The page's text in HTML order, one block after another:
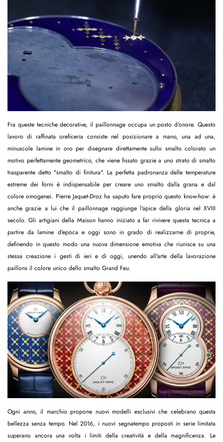
Fra queste tecniche decorative, il paillonnage occupa un posto d'onore. Questo
lavoro di raffinata oreficeria consiste nel posizionare a mano, una ad una,
minuscole lamine in oro per disegnare direttamente sullo smalto colorato un
motivo perfettamente geometrico, che viene fissato grazie a uno strato di smalto
trasparente detto "smalto di finitura". La perfetta padronanza delle temperature
estreme dei forni è indispensabile per creare uno smalto dalla grana e dal
colore omogenei. Pierre Jaquet-Droz ha saputo fare proprio questo know-how: è
anche grazie a lui che il paillonnage raggiunge l'apice della gloria nel XVIII
secolo. Gli artigiani della Maison hanno iniziato a far rivivere questa tecnica a
partire da lamine d'epoca e oggi sono in grado di realizzarne di proprie,
definendo in questo modo una nuova dimensione emotiva che riunisce su una
stessa creazione i gesti di ieri e di oggi, unendo all'arte della lavorazione
paillons il colore unico dello smalto Grand Feu.
Ogni anno, il marchio propone nuovi modelli esclusivi che celebrano questa
bellezza senza tempo. Nel 2016, i nuovi segnatempo proposti in serie limitata
superano ancora una volta i limiti della creatività e della magnificenza. Le